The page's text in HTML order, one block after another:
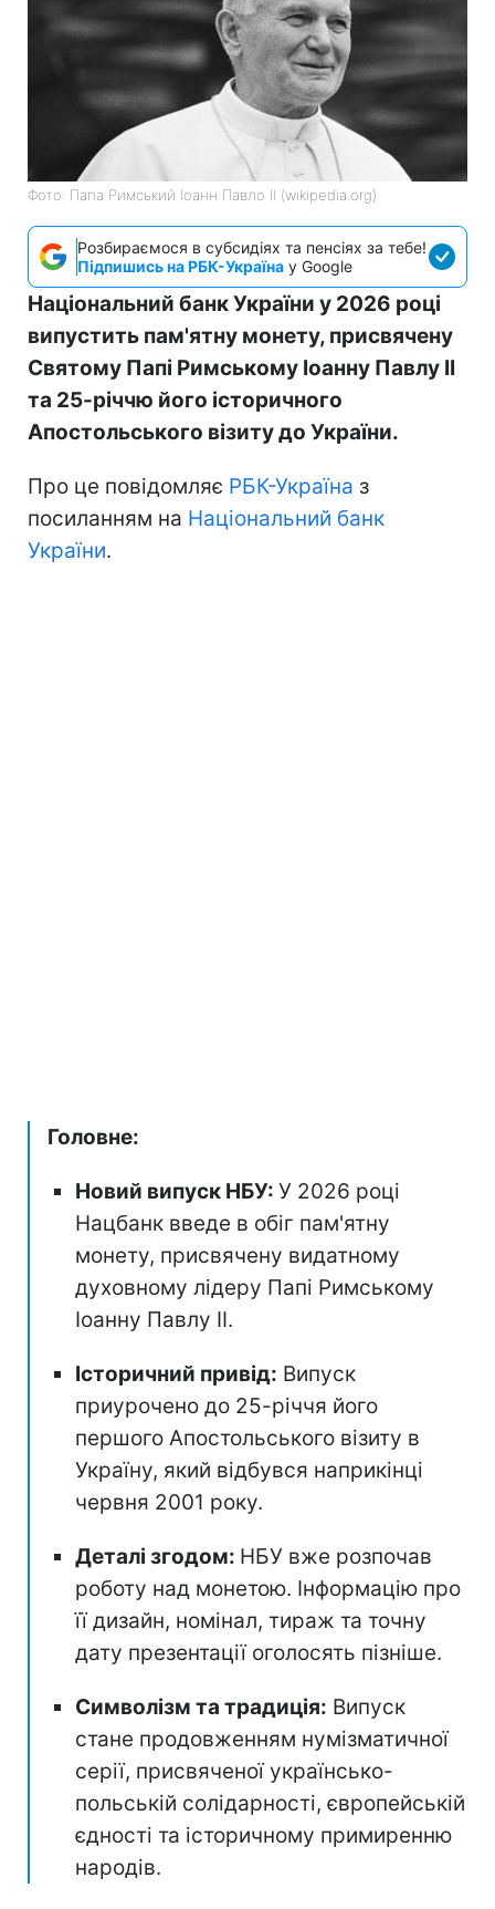
Фото: Папа Римський Іоанн Павло II (wikipedia.org)
Розбираємося в субсидіях та пенсіях за тебе!
Підпишись на РБК-Україна у Google
Національний банк України у 2026 році
випустить пам'ятну монету, присвячену
Святому Папі Римському Іоанну Павлу II
та 25-річчю його історичного
Апостольського візиту до України.
Про це повідомляє РБК-Україна з
посиланням на Національний банк
України.
Головне:
Новий випуск НБУ: У 2026 році
Нацбанк введе в обіг пам'ятну
монету, присвячену видатному
духовному лідеру Папі Римському
Іоанну Павлу II.
Історичний привід: Випуск
приурочено до 25-річчя його
першого Апостольського візиту в
Україну, який відбувся наприкінці
червня 2001 року.
Деталі згодом: НБУ вже розпочав
роботу над монетою. Інформацію про
її дизайн, номінал, тираж та точну
дату презентації оголосять пізніше.
Символізм та традиція: Випуск
стане продовженням нумізматичної
серії, присвяченої українсько-
польській солідарності, європейській
єдності та історичному примиренню
народів.